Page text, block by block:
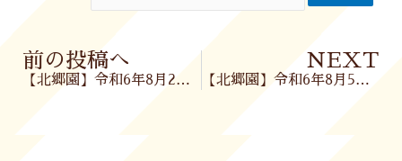
Prev
前の投稿へ
【北郷園】令和6年8月2日(金)
NEXT
【北郷園】令和6年8月5日(月)